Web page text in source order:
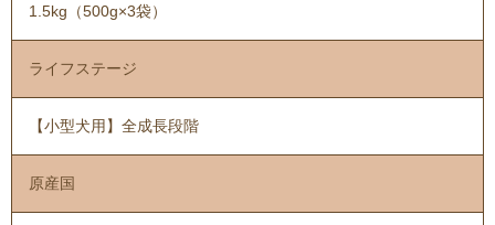
1.5kg（500g×3袋）
ライフステージ
【小型犬用】全成長段階
原産国